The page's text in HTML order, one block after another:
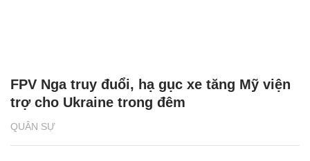
QUÂN SỰ
FPV Nga truy đuổi, hạ gục xe tăng Mỹ viện
trợ cho Ukraine trong đêm